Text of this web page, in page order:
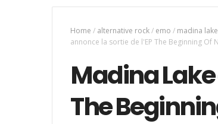
Home / alternative rock/ emo / madina lake
annonce la sortie de l'EP The Beginning Of
Madina
The